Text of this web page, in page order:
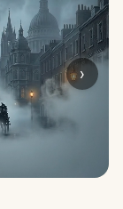
›